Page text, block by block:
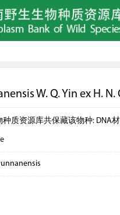
W. Q. Yin ex H.
质资源库共保藏该物种: DNA